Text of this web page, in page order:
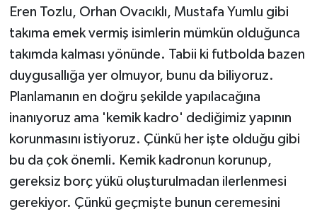
Eren Tozlu, Orhan Ovacıklı, Mustafa Yumlu gibi
takıma emek vermiş isimlerin mümkün olduğunca
takımda kalması yönünde. Tabii ki futbolda bazen
duygusallığa yer olmuyor, bunu da biliyoruz.
Planlamanın en doğru şekilde yapılacağına
inanıyoruz ama 'kemik kadro' dediğimiz yapının
korunmasını istiyoruz. Çünkü her işte olduğu gibi
bu da çok önemli. Kemik kadronun korunup,
gereksiz borç yükü oluşturulmadan ilerlenmesi
gerekiyor. Çünkü geçmişte bunun ceremesini